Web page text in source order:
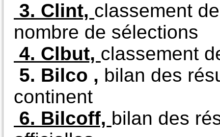
3. Clint, classement
nombre de sélections
4. Clbut, classement
5. Bilco , bilan des
continent
6. Bilcoff, bilan des